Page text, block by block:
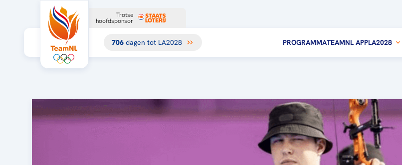
Trotse
hoofdsponsor
706 dagen tot LA2028 PROGRAMMATEAMNL APPLA2028